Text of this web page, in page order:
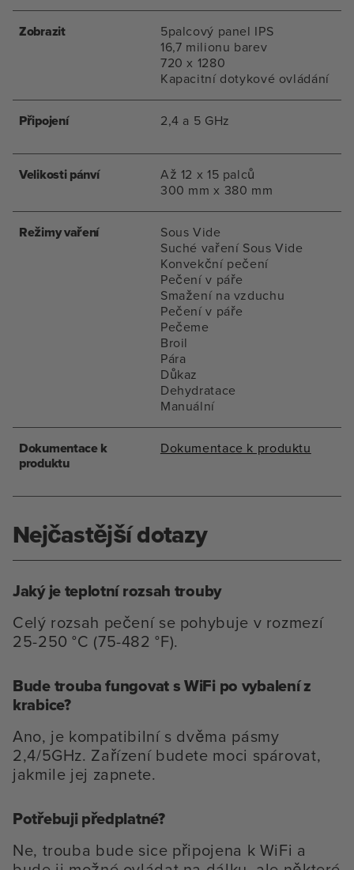
Zobrazit
5palcový panel IPS
16,7 milionu barev
720 x 1280
Kapacitní dotykové ovládání
Připojení 2,4 a 5 GHz
Velikosti pánví
Až 12 x 15 palců
300 mm x 380 mm
Režimy vaření
Sous Vide
Suché vaření Sous Vide
Konvekční pečení
Pečení v páře
Smažení na vzduchu
Pečení v páře
Pečeme
Broil
Pára
Důkaz
Dehydratace
Manuální
Dokumentace k
produktu
Dokumentace k produktu
Nejčastější dotazy
Jaký je teplotní rozsah trouby
Celý rozsah pečení se pohybuje v rozmezí
25-250 °C (75-482 °F).
Bude trouba fungovat s WiFi po vybalení z
krabice?
Ano, je kompatibilní s dvěma pásmy
2,4/5GHz. Zařízení budete moci spárovat,
jakmile jej zapnete.
Potřebuji předplatné?
Ne, trouba bude sice připojena k WiFi a